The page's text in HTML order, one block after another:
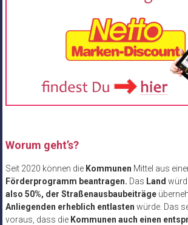
Worum geht’s?
Seit 2020 können die Kommunen Mittel aus
Förderprogramm beantragen. Das Land
also 50%, der Straßenausbaubeiträge
Anliegenden erheblich entlasten würde. Das
voraus, dass die Kommunen auch einen